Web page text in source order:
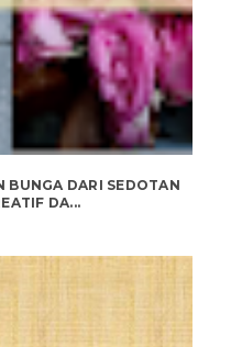
BUNGA DARI SEDOTAN
DA...